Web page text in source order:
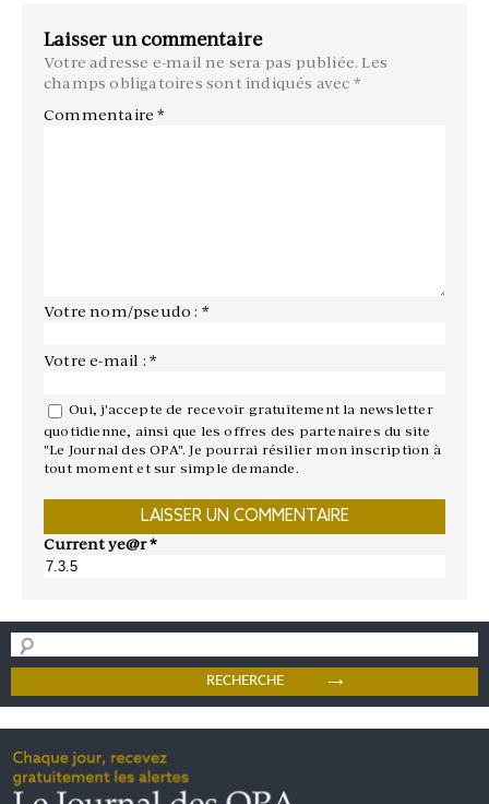
Laisser un commentaire
Votre adresse e-mail ne sera pas publiée. Les
champs obligatoires sont indiqués avec *
Commentaire*
Votre nom/pseudo : *
Votre e-mail : *
Oui, j'accepte de recevoir gratuitement la newsletter
quotidienne, ainsi que les offres des partenaires du site
"Le Journal des OPA". Je pourrai résilier mon inscription à
tout moment et sur simple demande.
Current ye@r*